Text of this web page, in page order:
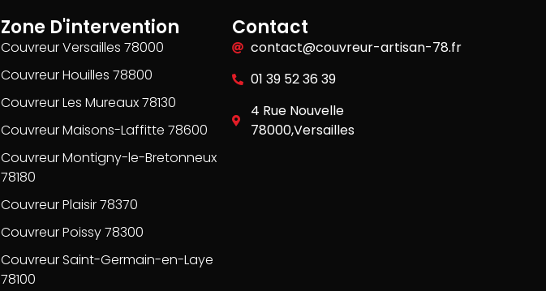
Contact
contact@couvreur-artisan-78.fr
01 39 52 36 39
4 Rue Nouvelle
78000,Versailles
Zone D'intervention
Couvreur Versailles 78000
Couvreur Houilles 78800
Couvreur Les Mureaux 78130
Couvreur Maisons-Laffitte 78600
Couvreur Montigny-le-Bretonneux
78180
Couvreur Plaisir 78370
Couvreur Poissy 78300
Couvreur Saint-Germain-en-Laye
78100